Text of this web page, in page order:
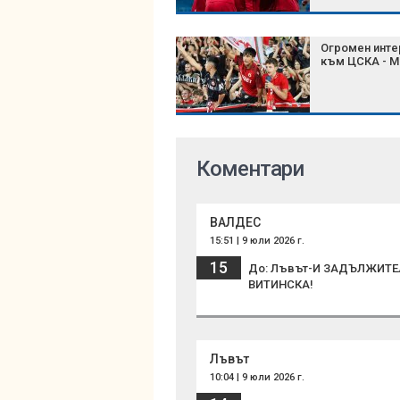
Огромен
към ЦСКА -
Коментари
ВАЛДЕС
15:51 | 9 юли 2026 г.
15
До: Лъвът-И
ВИТИНСКА!
Лъвът
10:04 | 9 юли 2026 г.